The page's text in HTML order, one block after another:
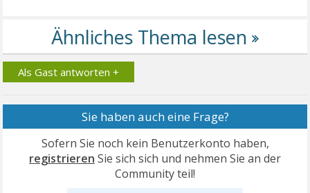
Als Gast antworten +
Sie haben auch eine Frage?
Sofern Sie noch kein Benutzerkonto haben,
registrieren Sie sich sich und nehmen Sie an der
Community teil!